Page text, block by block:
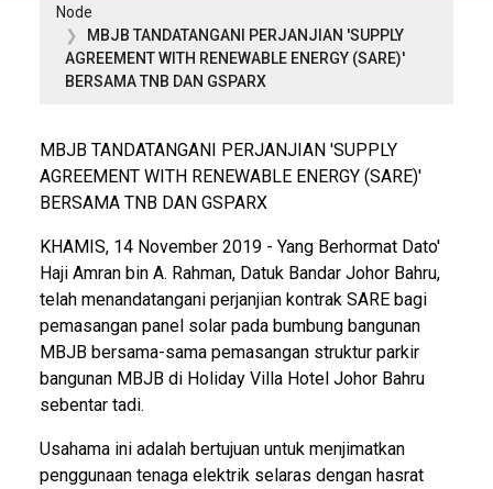
Node
MBJB TANDATANGANI PERJANJIAN 'SUPPLY
AGREEMENT WITH RENEWABLE ENERGY (SARE)'
BERSAMA TNB DAN GSPARX
MBJB TANDATANGANI PERJANJIAN 'SUPPLY
AGREEMENT WITH RENEWABLE ENERGY (SARE)'
BERSAMA TNB DAN GSPARX
KHAMIS, 14 November 2019 - Yang Berhormat Dato'
Haji Amran bin A. Rahman, Datuk Bandar Johor Bahru,
telah menandatangani perjanjian kontrak SARE bagi
pemasangan panel solar pada bumbung bangunan
MBJB bersama-sama pemasangan struktur parkir
bangunan MBJB di Holiday Villa Hotel Johor Bahru
sebentar tadi.
Usahama ini adalah bertujuan untuk menjimatkan
penggunaan tenaga elektrik selaras dengan hasrat